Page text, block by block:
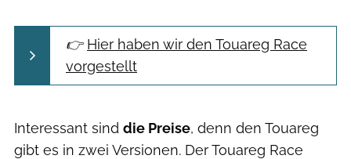
👉Hier haben wir den Touareg Race
vorgestellt
Interessant sind die Preise, denn den Touareg
gibt es in zwei Versionen. Der Touareg Race